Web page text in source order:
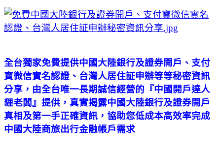
全台獨家免費提供中國大陸銀行及證券開戶、支付
寶微信實名認證、台灣人居住証申辦等等秘密資訊
分享，由全台唯一長期誠信經營的『中國開戶達人
貍老闆』提供，真實揭露中國大陸銀行及證券開戶
真相及第一手正確資訊，協助您低成本高效率完成
中國大陸商旅出行金融帳戶需求